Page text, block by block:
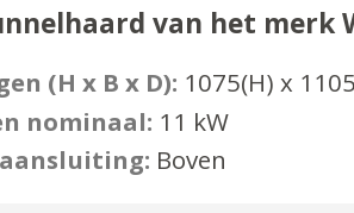
van het merk
(H x B x D): 1075(H) x
nominaal: 11 kW
Boven